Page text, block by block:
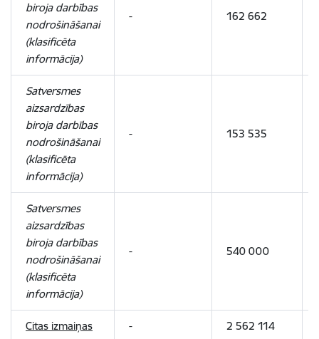
biroja darbības
nodrošināšanai
(klasificēta
informācija)
- 162 662
Satversmes
aizsardzības
biroja darbības
nodrošināšanai
(klasificēta
informācija)
- 153 535
Satversmes
aizsardzības
biroja darbības
nodrošināšanai
(klasificēta
informācija)
- 540 000
Citas izmaiņas - 2 562 114